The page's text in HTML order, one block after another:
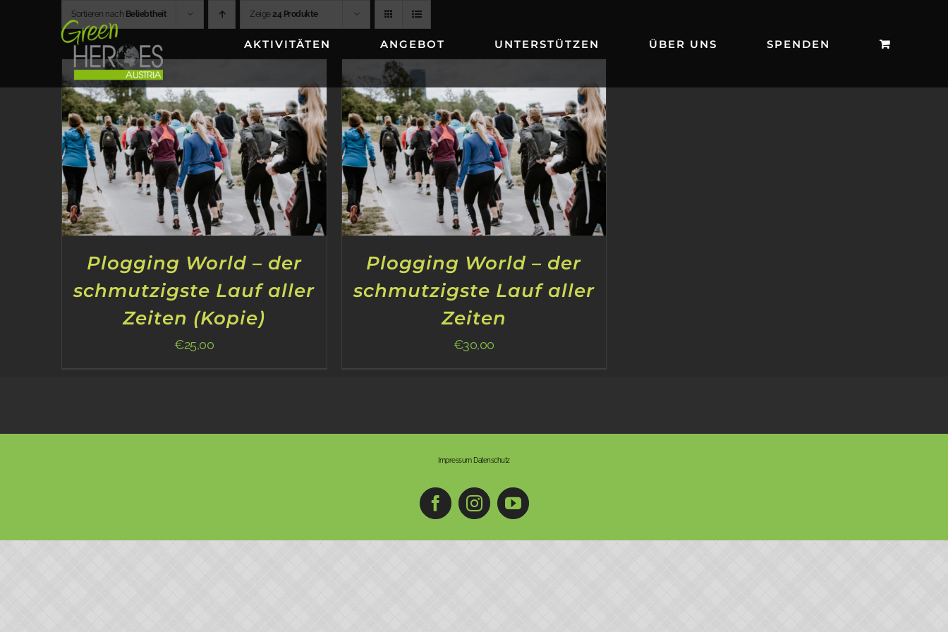
AKTIVITÄTEN ANGEBOT UNTERSTÜTZEN ÜBER UNS SPENDEN
Sortieren nach Beliebtheit Zeige24 Produkte
Plogging World – der
schmutzigste Lauf aller
Zeiten (Kopie)
€25,00
Plogging World – der
schmutzigste Lauf aller
Zeiten
€30,00
Impressum Datenschutz
FacebookInstagramYouTube